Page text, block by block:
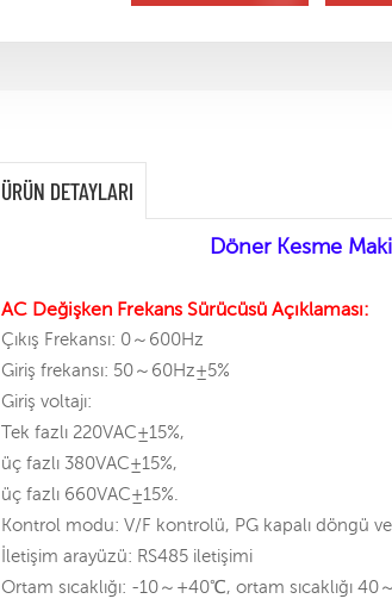
ÜRÜN DETAYLARI
Döner Kesme
AC Değişken Frekans Sürücüsü Açıklaması:
Çıkış Frekansı: 0～600Hz
Giriş frekansı: 50～60Hz±5%
Giriş voltajı:
Tek fazlı 220VAC±15%,
üç fazlı 380VAC±15%,
üç fazlı 660VAC±15%.
Kontrol modu: V/F kontrolü, PG kapalı döngü
İletişim arayüzü: RS485 iletişimi
Ortam sıcaklığı: -10～+40℃, ortam sıcaklığı